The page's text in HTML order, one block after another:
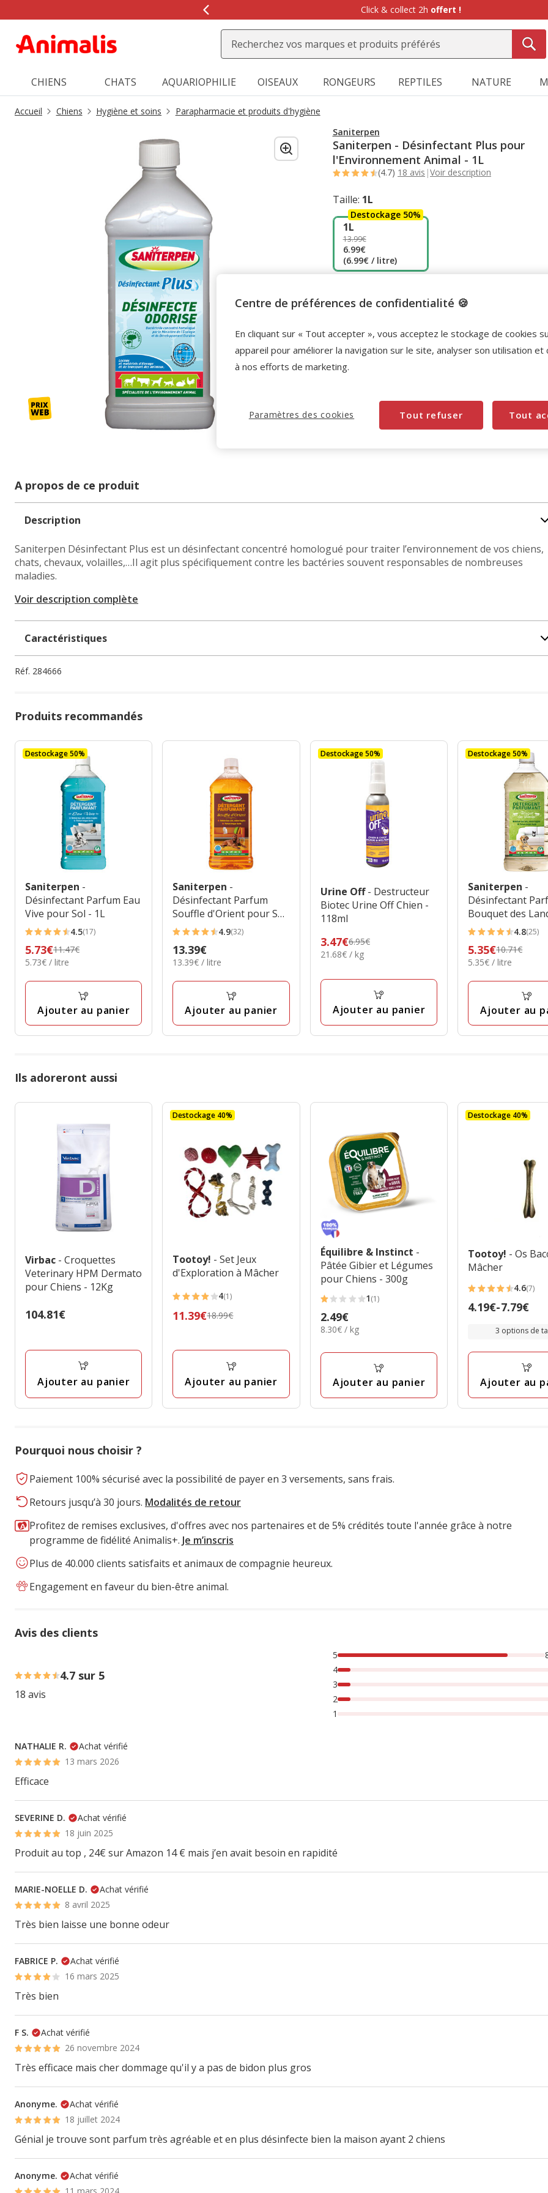
CHIENS CHATS AQUARIOPHILIE OISEAUX RONGEURS REPTILES NATURE
Accueil Chiens Hygiène et soins
Parapharmacie et produits d'hygiène
Saniterpen
Saniterpen - Désinfectant Plus pour
l'Environnement Animal - 1L
(4.7) 18 avis |Voir description
Taille: 1L
1L
Destockage 50%
13.99€
6.99€
(6.99€ / litre)
Promotion disponible
Destockage 50% : remise de 50% appliquée sur ce
produit
Voir conditions
A propos de ce produit
Description
Saniterpen Désinfectant Plus est un désinfectant concentré homologué pour traiter l’environnement de vos chiens,
chats, chevaux, volailles,…Il agit plus spécifiquement contre les bactéries souvent responsables de nombreuses
maladies.
Voir description complète
Caractéristiques
Réf. 284666
Produits recommandés
Destockage 50%
Saniterpen -
Désinfectant Parfum Eau
Vive pour Sol - 1L
4.5
étoiles
avec
17
4.5(17)
Prix
précédent
11.47€,
final
5.73€
5.73€11.47€
5.73€
Litre
5.73€ / litre
Ajouter au panier
Saniterpen -
Désinfectant Parfum
Souffle d'Orient pour Sol
- 1L
4.9
étoiles
avec
32
4.9(32)
Prix
13.39€
13.39€
13.39€
Litre
13.39€ / litre
Ajouter au panier
Destockage 50%
Urine Off- Destructeur
Biotec Urine Off Chien -
118ml
Prix
précédent
prix
3.47€
3.47€6.95€
21.68€
21.68€ / kg
Ajouter au panier
Destockage 50%
Saniterpen -
Désinfectant
Bouquet des
pour Sol - 1L
4.8
étoiles
avec
25
4.8(25)
Prix
précédent
10.71€,
final
5.35€
5.35€10.71€
5.35€
Litre
5.35€ / litre
Ajouter au
Ils adoreront aussi
Virbac - Croquettes
Veterinary HPM Dermato
pour Chiens - 12Kg
Prix
104.81€
Ajouter au panier
Destockage 40%
Tootoy! - Set Jeux
d'Exploration à Mâcher
4
étoiles
1
4(1)
Prix
11.39€
11.39€18.99€
Ajouter au panier
Équilibre & Instinct -
Pâtée Gibier et Légumes
pour Chiens - 300g
1
étoiles
avec
1
1(1)
Prix
2.49€
2.49€
8.30€
Kg
8.30€ / kg
Ajouter au panier
Destockage 40%
Tootoy! - Os
Mâcher
4.6
étoiles
avis
4.6(7)
Prix
à
4.19€-7.79€
3 options de
Ajouter au
Pourquoi nous choisir ?
Paiement 100% sécurisé avec la possibilité de payer en 3 versements, sans frais.
Retours jusqu’à 30 jours. Modalités de retour
Profitez de remises exclusives, d'offres avec nos partenaires et de 5% crédités toute l'année grâce à notre
programme de fidélité Animalis+. Je m’inscris
Plus de 40.000 clients satisfaits et animaux de compagnie heureux.
Engagement en faveur du bien-être animal.
Avis des clients
4.7 sur 5
18 avis
82% des personnes lont noté avec {1} étoiles, 6% des personnes lont noté avec {1} étoiles, 6% des personnes lont
5
4
3
2
1
NATHALIE R.
Achat vérifié
13 mars 2026
Efficace
SEVERINE D.
Achat vérifié
18 juin 2025
Produit au top , 24€ sur Amazon 14 € mais j’en avait besoin en rapidité
MARIE-NOELLE D.
Achat vérifié
8 avril 2025
Très bien laisse une bonne odeur
FABRICE P.
Achat vérifié
16 mars 2025
Très bien
F S.
Achat vérifié
26 novembre 2024
Très efficace mais cher dommage qu'il y a pas de bidon plus gros
Anonyme.
Achat vérifié
18 juillet 2024
Génial je trouve sont parfum très agréable et en plus désinfecte bien la maison ayant 2 chiens
Anonyme.
Achat vérifié
Centre de préférences de confidentialité 🍪
En cliquant sur « Tout accepter », vous acceptez le stockage de cookies
appareil pour améliorer la navigation sur le site, analyser son utilisation et
à nos efforts de marketing.
Tout refuser Tout
Paramètres des cookies